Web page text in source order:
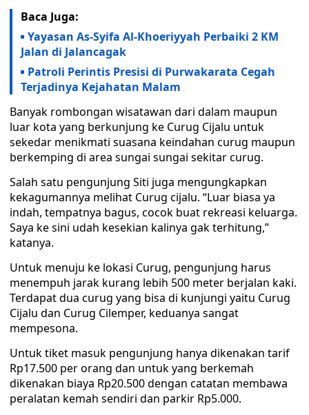
Baca Juga:
Yayasan As-Syifa Al-Khoeriyyah Perbaiki 2 KM
Jalan di Jalancagak
Patroli Perintis Presisi di Purwakarata Cegah
Terjadinya Kejahatan Malam
Banyak rombongan wisatawan dari dalam maupun
luar kota yang berkunjung ke Curug Cijalu untuk
sekedar menikmati suasana keindahan curug maupun
berkemping di area sungai sungai sekitar curug.
Salah satu pengunjung Siti juga mengungkapkan
kekagumannya melihat Curug cijalu. “Luar biasa ya
indah, tempatnya bagus, cocok buat rekreasi keluarga.
Saya ke sini udah kesekian kalinya gak terhitung,”
katanya.
Untuk menuju ke lokasi Curug, pengunjung harus
menempuh jarak kurang lebih 500 meter berjalan kaki.
Terdapat dua curug yang bisa di kunjungi yaitu Curug
Cijalu dan Curug Cilemper, keduanya sangat
mempesona.
Untuk tiket masuk pengunjung hanya dikenakan tarif
Rp17.500 per orang dan untuk yang berkemah
dikenakan biaya Rp20.500 dengan catatan membawa
peralatan kemah sendiri dan parkir Rp5.000.